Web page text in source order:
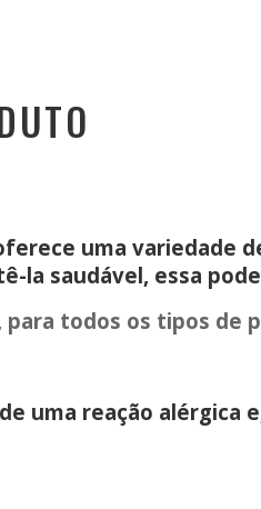
uma variedade
la saudável, essa
todos os tipos de
uma reação alérgica